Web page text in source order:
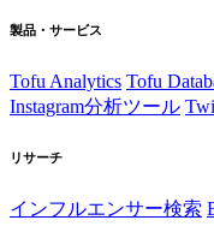
製品・サービス
Tofu Analytics Tofu
Instagram分析ツール
リサーチ
インフルエンサー検索